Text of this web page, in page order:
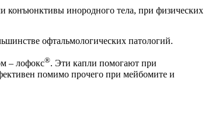
конъюнктивы инородного тела, при физических
офтальмологических патологий.
– лофокс®. Эти капли помогают при
помимо прочего при мейбомите и